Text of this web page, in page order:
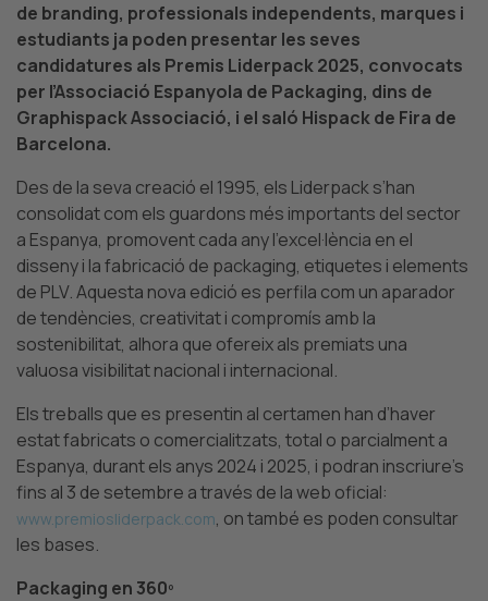
de branding, professionals independents, marques i
estudiants ja poden presentar les seves
candidatures als Premis Liderpack 2025, convocats
per l’Associació Espanyola de Packaging, dins de
Graphispack Associació, i el saló Hispack de Fira de
Barcelona.
Des de la seva creació el 1995, els Liderpack s’han
consolidat com els guardons més importants del sector
a Espanya, promovent cada any l’excel·lència en el
disseny i la fabricació de packaging, etiquetes i elements
de PLV.Aquesta nova edició es perfila com un aparador
de tendències, creativitat i compromís amb la
sostenibilitat, alhora que ofereix als premiats una
valuosa visibilitat nacional i internacional.
Els treballs que es presentin al certamen han d’haver
estat fabricats o comercialitzats, total o parcialment a
Espanya, durant els anys 2024 i 2025, i podran inscriure’s
fins al 3 de setembre a través de la web oficial:
www.premiosliderpack.com, on també es poden consultar
les bases.
Packaging en 360º